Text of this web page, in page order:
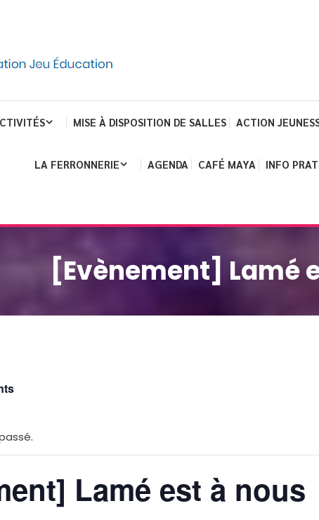
MISE À DISPOSITION DE SALLES ACTION
LA FERRONNERIE AGENDA CAFÉ MAYA INFO
[Evènement] Lamé
Lamé est à nous